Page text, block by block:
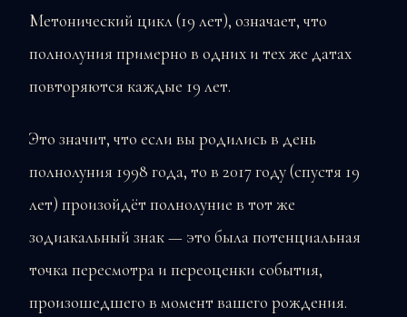
Метонический цикл (19 лет), означает, что
полнолуния примерно в одних и тех же датах
повторяются каждые 19 лет.
Это значит, что если вы родились в день
полнолуния 1998 года, то в 2017 году (спустя 19
лет) произойдёт полнолуние в тот же
зодиакальный знак — это была потенциальная
точка пересмотра и переоценки события,
произошедшего в момент вашего рождения.